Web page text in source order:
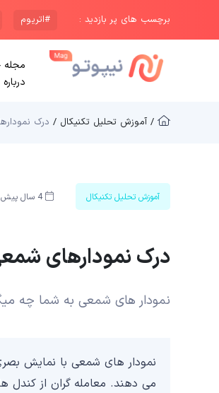
برچسب های پر بازدید : #اتریوم
مجله
/ آموزش تحلیل تکنیکال / درک
آموزش تحلیل تکنیکال 4 سال پیش
درک نمودارهای
نمودار های شمعی به شما چه
نمودار های شمعی با نمایش
می دهند. معامله گران از کندل